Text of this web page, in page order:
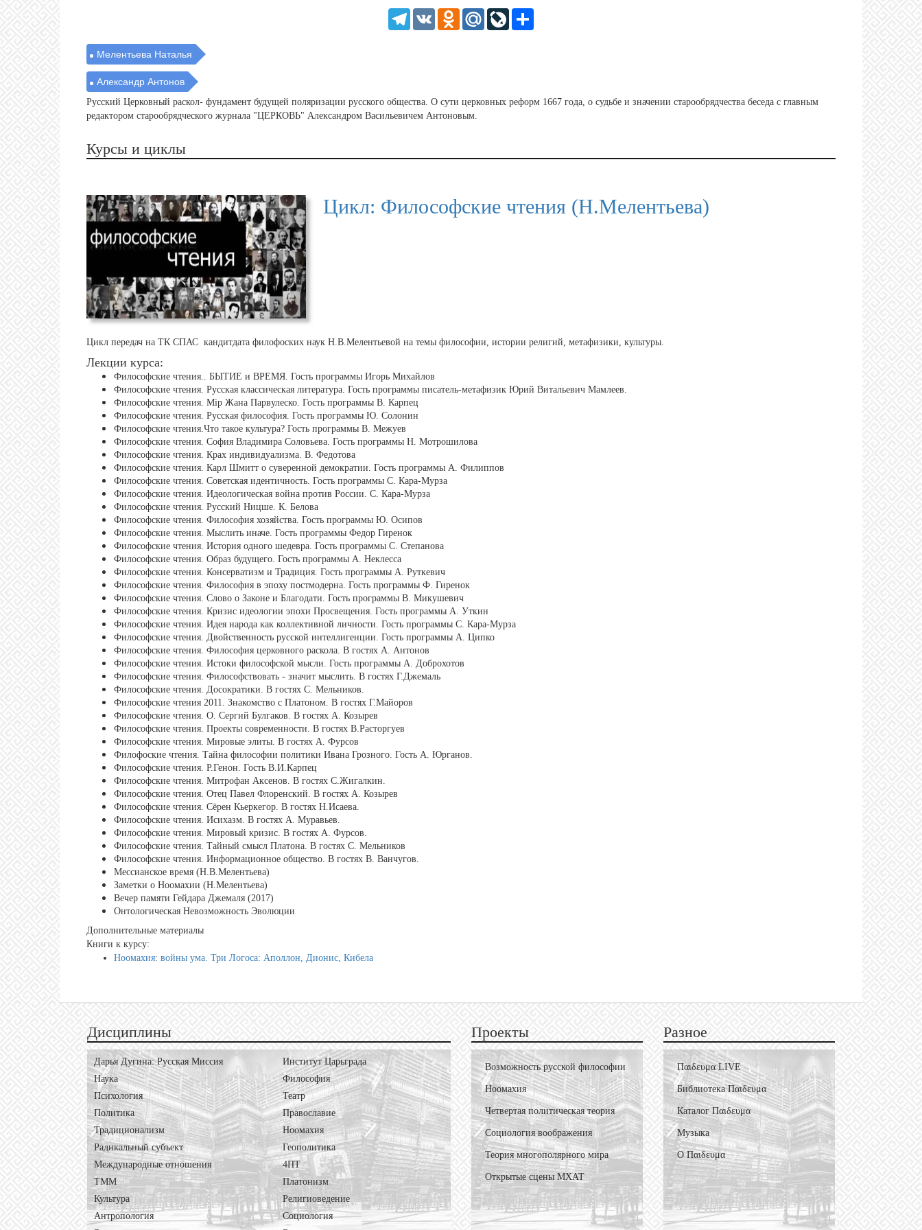
TelegramVK Odnoklassniki
Mail.Ru LiveJournal
Мелентьева Наталья
Александр Антонов
Русский Церковный раскол- фундамент будущей поляризации русского общества. О сути церковных реформ 1667 года, о судьбе и значении старообрядчества беседа с главным
редактором старообрядческого журнала "ЦЕРКОВЬ" Александром Васильевичем Антоновым.
Курсы и циклы
Цикл: Философские чтения (Н.Мелентьева)
Цикл передач на ТК СПАС кандитдата филофоских наук Н.В.Мелентьевой на темы философии, истории религий, метафизики, культуры.
Лекции курса:
Философские чтения.. БЫТИЕ и ВРЕМЯ. Гость программы Игорь Михайлов
Философские чтения. Русская классическая литература. Гость программы писатель-метафизик Юрий Витальевич Мамлеев.
Философские чтения. Мiр Жана Парвулеско. Гость программы В. Карпец
Философские чтения. Русская философия. Гость программы Ю. Солонин
Философские чтения.Что такое культура? Гость программы В. Межуев
Философские чтения. София Владимира Соловьева. Гость программы Н. Мотрошилова
Философские чтения. Крах индивидуализма. В. Федотова
Философские чтения. Карл Шмитт о суверенной демократии. Гость программы А. Филиппов
Философские чтения. Советская идентичность. Гость программы С. Кара-Мурза
Философские чтения. Идеологическая война против России. С. Кара-Мурза
Философские чтения. Русский Ницше. К. Белова
Философские чтения. Философия хозяйства. Гость программы Ю. Осипов
Философские чтения. Мыслить иначе. Гость программы Федор Гиренок
Философские чтения. История одного шедевра. Гость программы С. Степанова
Философские чтения. Образ будущего. Гость программы А. Неклесса
Философские чтения. Консерватизм и Традиция. Гость программы А. Руткевич
Философские чтения. Философия в эпоху постмодерна. Гость программы Ф. Гиренок
Философские чтения. Слово о Законе и Благодати. Гость программы В. Микушевич
Философские чтения. Кризис идеологии эпохи Просвещения. Гость программы А. Уткин
Философские чтения. Идея народа как коллективной личности. Гость программы С. Кара-Мурза
Философские чтения. Двойственность русской интеллигенции. Гость программы А. Ципко
Философские чтения. Философия церковного раскола. В гостях А. Антонов
Философские чтения. Истоки философской мысли. Гость программы А. Доброхотов
Философские чтения. Философствовать - значит мыслить. В гостях Г.Джемаль
Философские чтения. Досократики. В гостях С. Мельников.
Философские чтения 2011. Знакомство с Платоном. В гостях Г.Майоров
Философские чтения. О. Сергий Булгаков. В гостях А. Козырев
Философские чтения. Проекты современности. В гостях В.Расторгуев
Философские чтения. Мировые элиты. В гостях А. Фурсов
Филофоские чтения. Тайна философии политики Ивана Грозного. Гость А. Юрганов.
Философские чтения. Р.Генон. Гость В.И.Карпец
Философские чтения. Митрофан Аксенов. В гостях С.Жигалкин.
Философские чтения. Отец Павел Флоренский. В гостях А. Козырев
Философские чтения. Сёрен Кьеркегор. В гостях Н.Исаева.
Философские чтения. Исихазм. В гостях А. Муравьев.
Философские чтения. Мировый кризис. В гостях А. Фурсов.
Философские чтения. Тайный смысл Платона. В гостях С. Мельников
Философские чтения. Информационное общество. В гостях В. Ванчугов.
Мессианское время (Н.В.Мелентьева)
Заметки о Ноомахии (Н.Мелентьева)
Вечер памяти Гейдара Джемаля (2017)
Онтологическая Невозможность Эволюции
Дополнительные материалы
Книги к курсу:
Ноомахия: войны ума. Три Логоса: Аполлон, Дионис, Кибела
Дисциплины
Дарья Дугина: Русская Миссия
Институт Царьграда
Наука
Философия
Психология
Театр
Политика
Православие
Традиционализм
Ноомахия
Радикальный субъект
Геополитика
Международные отношения
4ПТ
ТММ
Платонизм
Культура
Религиоведение
Антропология
Социология
Проекты
Возможность русской философии
Ноомахия
Четвертая политическая теория
Социология воображения
Теория многополярного мира
Открытые сцены МХАТ
Разное
Пαιδευμα LIVE
Библиотека Пαιδευμα
Каталог Пαιδευμα
Музыка
О Пαιδευμα